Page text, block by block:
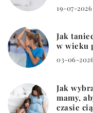
19-07-2026
Jak
w wieku
03-06-
Jak
mamy,
czasie